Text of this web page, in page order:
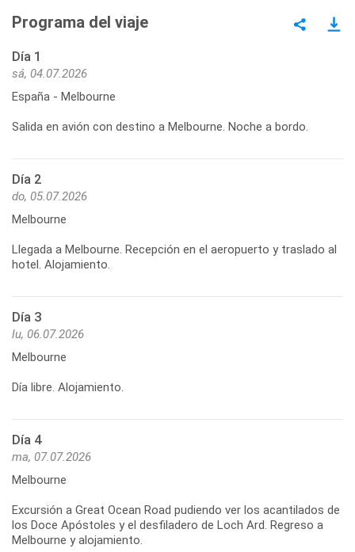
Programa del viaje
Día 1
sá, 04.07.2026
España - Melbourne
Salida en avión con destino a Melbourne. Noche a bordo.
Día 2
do, 05.07.2026
Melbourne
Llegada a Melbourne. Recepción en el aeropuerto y traslado al
Día 3
lu, 06.07.2026
Melbourne
Día 4
ma, 07.07.2026
Melbourne
Excursión a Great Ocean Road pudiendo ver los acantilados de
los Doce Apóstoles y el desfiladero de Loch Ard. Regreso a